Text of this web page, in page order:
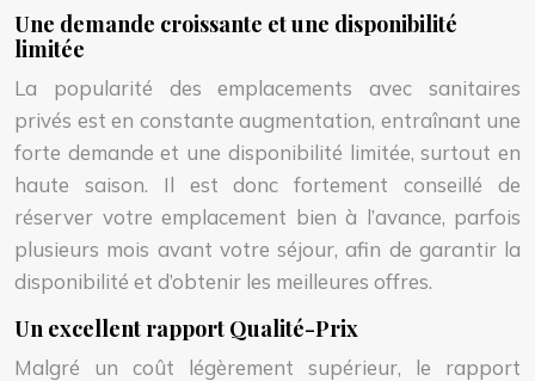
Une demande croissante et une disponibilité
limitée
La popularité des emplacements avec sanitaires
privés est en constante augmentation, entraînant une
forte demande et une disponibilité limitée, surtout en
haute saison. Il est donc fortement conseillé de
réserver votre emplacement bien à l’avance, parfois
plusieurs mois avant votre séjour, afin de garantir la
disponibilité et d’obtenir les meilleures offres.
Un excellent rapport Qualité-Prix
Malgré un coût légèrement supérieur, le rapport